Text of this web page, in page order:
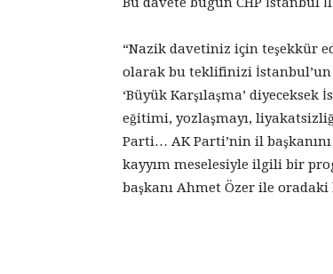
“Nazik davetiniz için teşekkür
olarak bu teklifinizi
‘Büyük Karşılaşma’
eğitimi, yozlaşmayı,
Parti… AK Parti’nin il
kayyım meselesiyle ilgili bir
başkanı Ahmet Özer ile